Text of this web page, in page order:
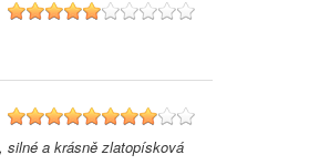
5
silné a krásně zlatopísková
8